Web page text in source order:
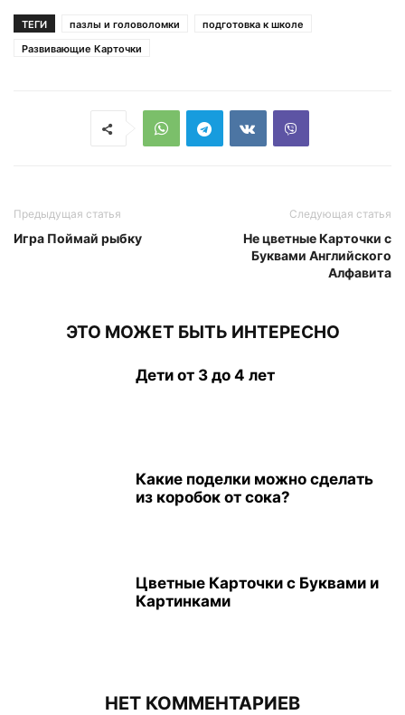
ТЕГИ пазлы и головоломки
подготовка к школе
Развивающие Карточки
Предыдущая статья
Игра Поймай рыбку
Следующая статья
Не цветные Карточки с
Буквами Английского
Алфавита
ЭТО МОЖЕТ БЫТЬ ИНТЕРЕСНО
Дети от 3 до 4 лет
Какие поделки можно сделать
из коробок от сока?
Цветные Карточки с Буквами и
Картинками
НЕТ КОММЕНТАРИЕВ